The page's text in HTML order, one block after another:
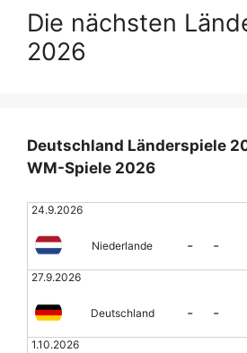
Die nächsten
2026
Deutschland Länderspiele
WM-Spiele 2026
24.9.2026
Niederlande - -
27.9.2026
Deutschland - -
1.10.2026